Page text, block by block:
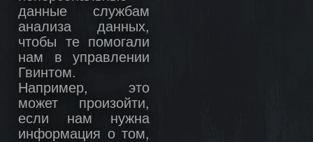
данные службам
анализа данных,
чтобы те помогали
нам в управлении
Гвинтом.
Например, это
может произойти,
если нам нужна
информация о том,